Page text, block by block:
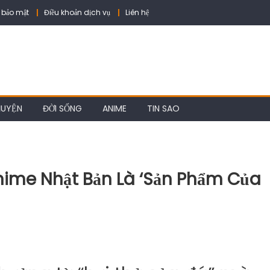
mật Điều khoản dịch vụ Liên hệ
ĐỜI SỐNG ANIME TIN SAO
Nhật Bản Là ‘sản Phẩm Của